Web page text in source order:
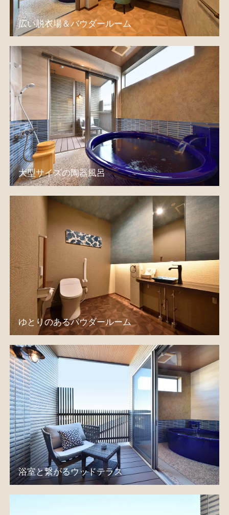
広い脱衣場＆バウダールーム
大型サイズの陶器風呂
ゆとりのあるパウダールーム
浴室と繋がるウッドテラス